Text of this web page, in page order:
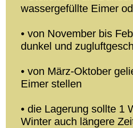
wassergefüllte Eimer
• von November bis
dunkel und
• von März-Oktober
Eimer stellen
• die Lagerung sollte 1
Winter auch längere